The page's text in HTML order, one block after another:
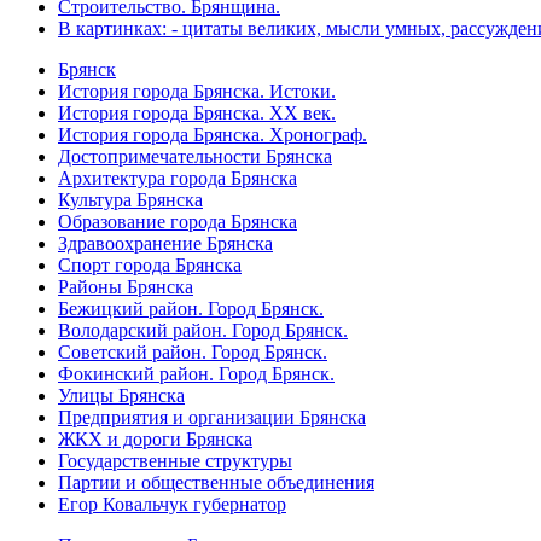
Строительство. Брянщина.
В картинках: - цитаты великих, мысли умных,
Брянск
История города Брянска. Истоки.
История города Брянска. XX век.
История города Брянска. Хронограф.
Достопримечательности Брянска
Архитектура города Брянска
Культура Брянска
Образование города Брянска
Здравоохранение Брянска
Спорт города Брянска
Районы Брянска
Бежицкий район. Город Брянск.
Володарский район. Город Брянск.
Советский район. Город Брянск.
Фокинский район. Город Брянск.
Улицы Брянска
Предприятия и организации Брянска
ЖКХ и дороги Брянска
Государственные структуры
Партии и общественные объединения
Егор Ковальчук губернатор